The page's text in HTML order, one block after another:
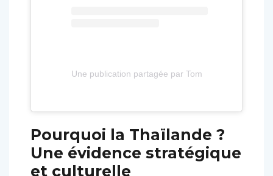
Une publication partagée par Tomorrowland
Pourquoi la Thaïlande ?
Une évidence stratégique
et culturelle